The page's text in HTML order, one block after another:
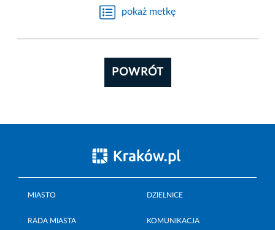
pokaż metkę
POWRÓT
MIASTO DZIELNICE
RADA MIASTA KOMUNIKACJA